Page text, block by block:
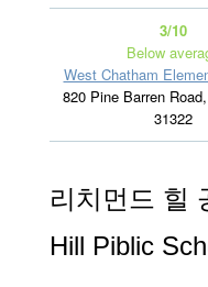
3/10
Below
West Chatham
820 Pine Barren
31322
리치먼드 힐
Hill Piblic